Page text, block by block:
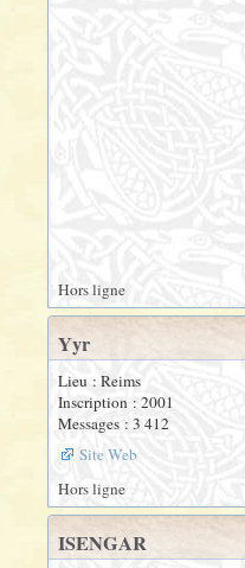
Hors ligne
Yyr
Lieu : Reims
Inscription : 2001
Messages : 3 412
Site Web
Hors ligne
ISENGAR